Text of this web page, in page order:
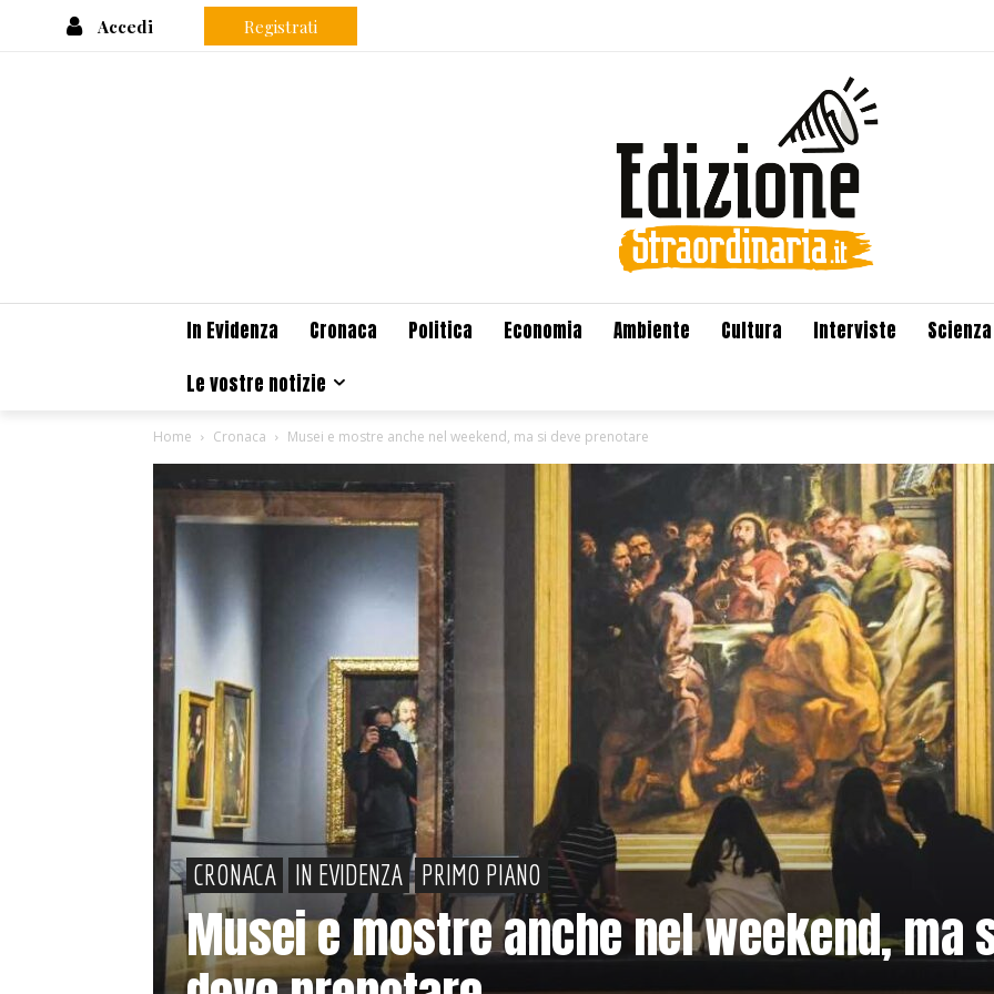
Accedi Registrati
In Evidenza Cronaca Politica Economia Ambiente Cultura Interviste
Scienza
Le vostre notizie
Home Cronaca Musei e mostre anche nel weekend, ma si deve prenotare
CRONACA IN EVIDENZA PRIMO PIANO
Musei e mostre anche nel weekend, ma